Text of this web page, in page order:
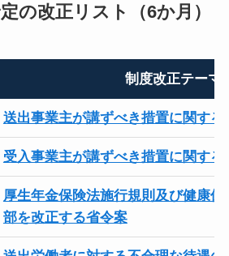
の改正リスト（6か月）
制度改正テーマ
送出事業主が講ずべき措置に関する
受入事業主が講ずべき措置に関する
厚生年金保険法施行規則及び健康
部を改正する省令案